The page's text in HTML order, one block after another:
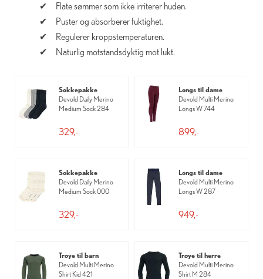
Flate sømmer som ikke irriterer huden.
Puster og absorberer fuktighet.
Regulerer kroppstemperaturen.
Naturlig motstandsdyktig mot lukt.
Sokkepakke
Devold Daily Merino
Medium Sock 284
329,-
Longs til dame
Devold Multi Merino
Longs W 744
899,-
Sokkepakke
Devold Daily Merino
Medium Sock 000
329,-
Longs til dame
Devold Multi Merino
Longs W 287
949,-
Trøye til barn
Devold Multi Merino
Shirt Kid 421
Trøye til herre
Devold Multi Merino
Shirt M 284